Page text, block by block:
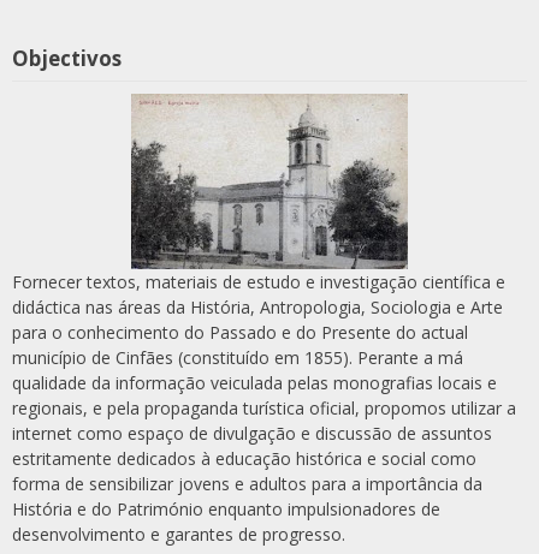
Objectivos
Fornecer textos, materiais de estudo e investigação científica e
didáctica nas áreas da História, Antropologia, Sociologia e Arte
para o conhecimento do Passado e do Presente do actual
município de Cinfães (constituído em 1855). Perante a má
qualidade da informação veiculada pelas monografias locais e
regionais, e pela propaganda turística oficial, propomos utilizar a
internet como espaço de divulgação e discussão de assuntos
estritamente dedicados à educação histórica e social como
forma de sensibilizar jovens e adultos para a importância da
História e do Património enquanto impulsionadores de
desenvolvimento e garantes de progresso.